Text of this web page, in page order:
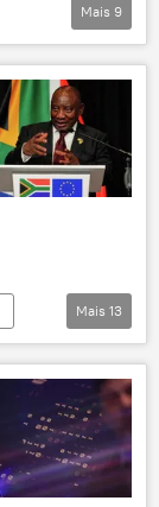
Mais 9
Mais 13